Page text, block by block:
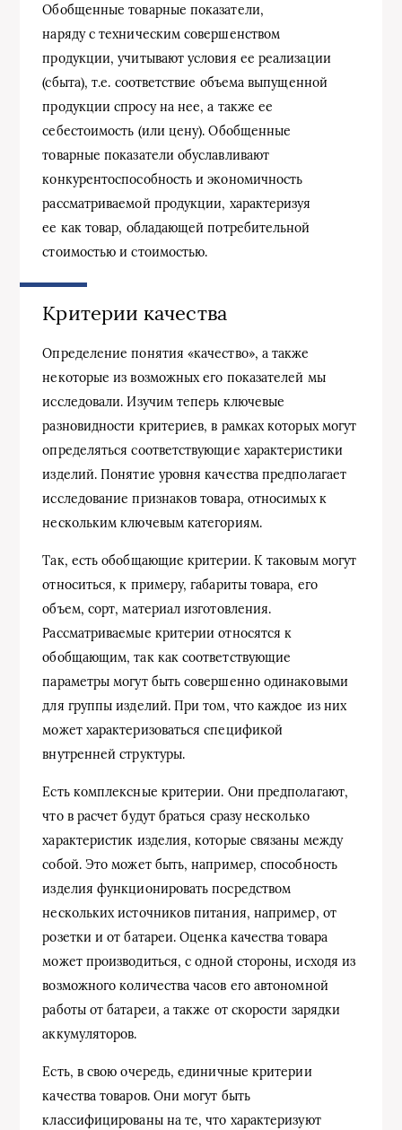
Обобщенные товарные показатели,
наряду с техническим совершенством
продукции, учитывают условия ее реализации
(сбыта), т.е. соответствие объема выпущенной
продукции спросу на нее, а также ее
себестоимость (или цену). Обобщенные
товарные показатели обуславливают
конкурентоспособность и экономичность
рассматриваемой продукции, характеризуя
ее как товар, обладающей потребительной
стоимостью и стоимостью.
Критерии качества
Определение понятия «качество», а также
некоторые из возможных его показателей мы
исследовали. Изучим теперь ключевые
разновидности критериев, в рамках которых могут
определяться соответствующие характеристики
изделий. Понятие уровня качества предполагает
исследование признаков товара, относимых к
нескольким ключевым категориям.
Так, есть обобщающие критерии. К таковым могут
относиться, к примеру, габариты товара, его
объем, сорт, материал изготовления.
Рассматриваемые критерии относятся к
обобщающим, так как соответствующие
параметры могут быть совершенно одинаковыми
для группы изделий. При том, что каждое из них
может характеризоваться спецификой
внутренней структуры.
Есть комплексные критерии. Они предполагают,
что в расчет будут браться сразу несколько
характеристик изделия, которые связаны между
собой. Это может быть, например, способность
изделия функционировать посредством
нескольких источников питания, например, от
розетки и от батареи. Оценка качества товара
может производиться, с одной стороны, исходя из
возможного количества часов его автономной
работы от батареи, а также от скорости зарядки
аккумуляторов.
Есть, в свою очередь, единичные критерии
качества товаров. Они могут быть
классифицированы на те, что характеризуют